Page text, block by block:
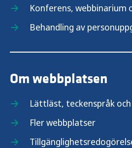
Konferens, webbinarium
Behandling av
Om webbplatsen
Lättläst, teckenspråk
Fler webbplatser